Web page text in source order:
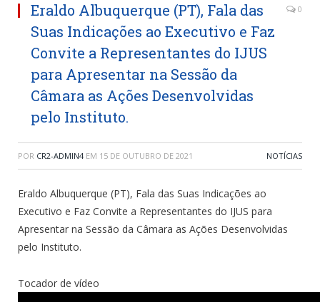
Eraldo Albuquerque (PT), Fala das
Suas Indicações ao Executivo e Faz
Convite a Representantes do IJUS
para Apresentar na Sessão da
Câmara as Ações Desenvolvidas
pelo Instituto.
0
POR CR2-ADMIN4 EM 15 DE OUTUBRO DE 2021 NOTÍCIAS
Eraldo Albuquerque (PT), Fala das Suas Indicações ao
Executivo e Faz Convite a Representantes do IJUS para
Apresentar na Sessão da Câmara as Ações Desenvolvidas
pelo Instituto.
Tocador de vídeo